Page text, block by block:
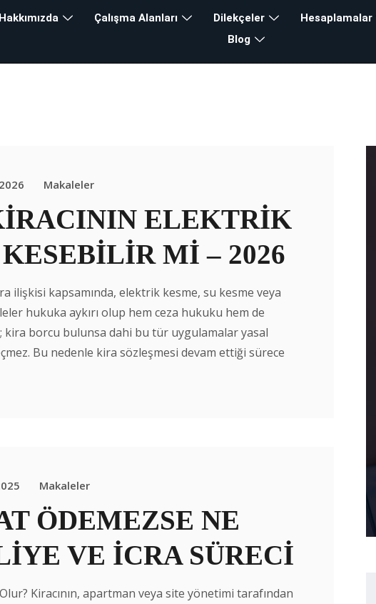
Hakkımızda Çalışma Alanları Dilekçeler Hesaplamalar
Blog
Makaleler
ELEKTRİK
Mİ – 2026
ilişkisi kapsamında, elektrik kesme, su kesme veya
hukuka aykırı olup hem ceza hukuku hem de
borcu bulunsa dahi bu tür uygulamalar yasal
Bu nedenle kira sözleşmesi devam ettiği sürece
Makaleler
ÖDEMEZSE NE
VE İCRA SÜRECİ
Kiracının, apartman veya site yönetimi tarafından